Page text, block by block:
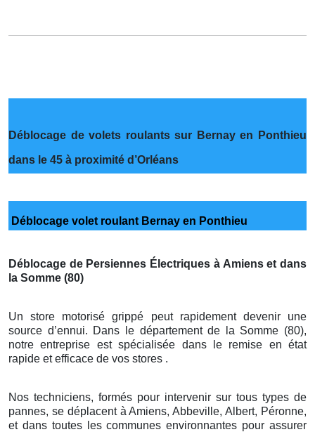
Déblocage de volets roulants sur Bernay en Ponthieu
dans le 45 à proximité d’Orléans
Déblocage volet roulant Bernay en Ponthieu
Déblocage de Persiennes Électriques à Amiens et dans
la Somme (80)
Un store motorisé grippé peut rapidement devenir une
source d’ennui. Dans le département de la Somme (80),
notre entreprise est spécialisée dans le remise en état
rapide et efficace de vos stores .
Nos techniciens, formés pour intervenir sur tous types de
pannes, se déplacent à Amiens, Abbeville, Albert, Péronne,
et dans toutes les communes environnantes pour assurer